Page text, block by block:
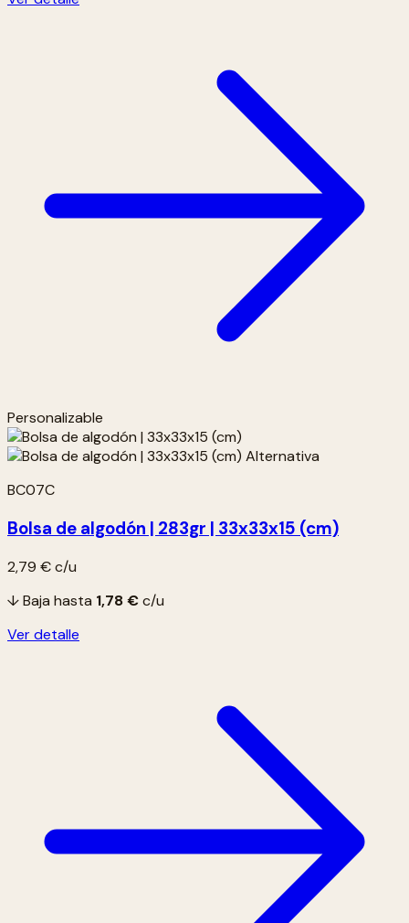
Personalizable
BC07C
Bolsa de algodón | 283gr | 33x33x15 (cm)
2,79 €c/u
↓ Baja hasta 1,78 €c/u
Ver detalle